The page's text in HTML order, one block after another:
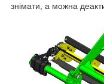
знімати, а можна